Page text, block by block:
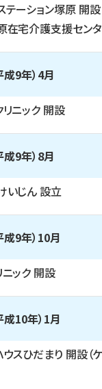
テーション塚原 開設
在宅介護支援セン
成9年）4月
ニック 開設
成9年）8月
いじん 設立
成9年）10月
ック 開設
成10年）1月
スひだまり 開設（